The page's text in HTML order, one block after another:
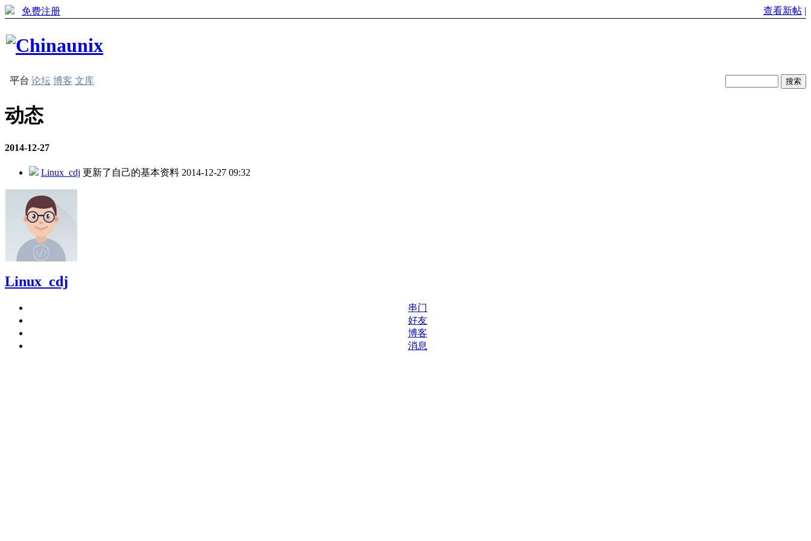
免费注册 查看新帖 |
平台 论坛 博客 文库
动态
2014-12-27
Linux_cdj 更新了自己的基本资料 2014-12-27 09:32
Linux_cdj
串门
好友
博客
消息